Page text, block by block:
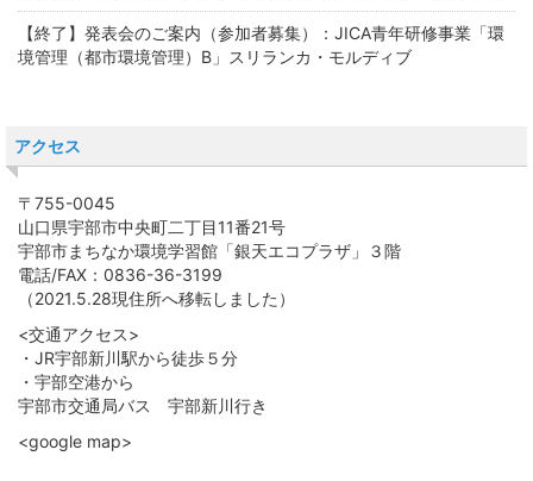
【終了】発表会のご案内（参加者募集）：JICA青年研修事業「環
境管理（都市環境管理）B」スリランカ・モルディブ
アクセス
〒755-0045
山口県宇部市中央町二丁目11番21号
宇部市まちなか環境学習館「銀天エコプラザ」３階
電話/FAX：0836-36-3199
（2021.5.28現住所へ移転しました）
<交通アクセス>
・JR宇部新川駅から徒歩５分
・宇部空港から
宇部市交通局バス 宇部新川行き
<google map>